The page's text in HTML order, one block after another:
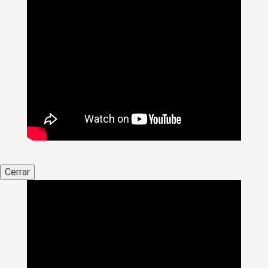
Cerrar